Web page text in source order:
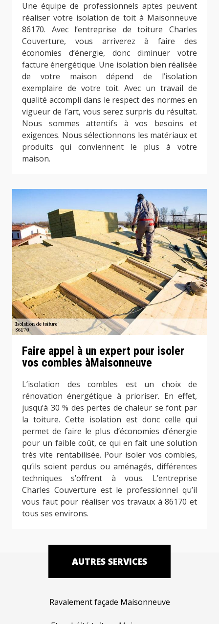
Une équipe de professionnels aptes peuvent
réaliser votre isolation de toit à Maisonneuve
86170. Avec l’entreprise de toiture Charles
Couverture, vous arriverez à faire des
économies d’énergie, donc diminuer votre
facture énergétique. Une isolation bien réalisée
de votre maison dépend de l’isolation
exemplaire de votre toit. Avec un travail de
qualité accompli dans le respect des normes en
vigueur de l’art, vous serez surpris du résultat.
Nous sommes attentifs à vos besoins et
exigences. Nous sélectionnons les matériaux et
produits qui conviennent le plus à votre
maison.
Faire appel à un expert pour isoler
vos combles àMaisonneuve
L’isolation des combles est un choix de
rénovation énergétique à prioriser. En effet,
jusqu’à 30 % des pertes de chaleur se font par
la toiture. Cette isolation est donc celle qui
permet de faire le plus d’économies d’énergie
pour un faible coût, ce qui en fait une solution
très vite rentabilisée. Pour isoler vos combles,
qu’ils soient perdus ou aménagés, différentes
techniques s’offrent à vous. L’entreprise
Charles Couverture est le professionnel qu’il
vous faut pour réaliser vos travaux à 86170 et
tous ses environs.
AUTRES SERVICES
Ravalement façade Maisonneuve